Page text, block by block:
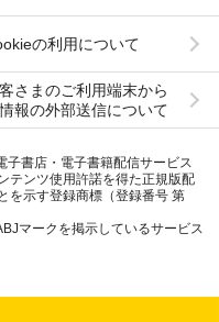
の利用について
さまのご利用端末から
報の外部送信について
子書店・電子書籍配信サービス
テンツ使用許諾を得た正規版配
を示す登録商標（登録番号 第
マークを掲示しているサービス